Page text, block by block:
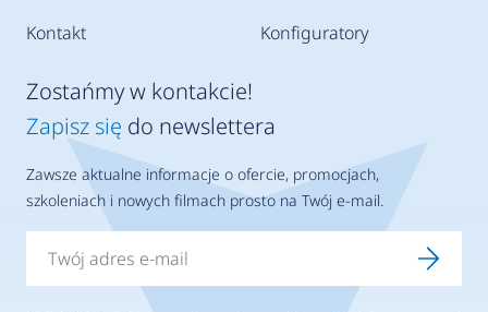
Kontakt Konfiguratory
Zostańmy w kontakcie!
Zapisz się do newslettera
Zawsze aktualne informacje o ofercie, promocjach,
szkoleniach i nowych filmach prosto na Twój e-mail.